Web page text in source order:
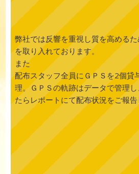
弊社では反響を重視し質を高める
を取り入れております。
また
配布スタッフ全員にＧＰＳを2個貸
理。ＧＰＳの軌跡はデータで管理
たらレポートにて配布状況をご報